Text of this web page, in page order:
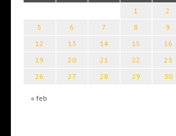
« feb
1 2
5
6 7 8 9
12
13 14 15 16
19
20 21 22 23
26
27 28 29 30